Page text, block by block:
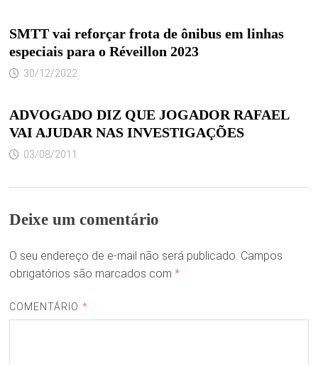
SMTT vai reforçar frota de ônibus em linhas
especiais para o Réveillon 2023
30/12/2022
ADVOGADO DIZ QUE JOGADOR RAFAEL
VAI AJUDAR NAS INVESTIGAÇÕES
03/08/2011
Deixe um comentário
O seu endereço de e-mail não será publicado. Campos
obrigatórios são marcados com *
COMENTÁRIO *